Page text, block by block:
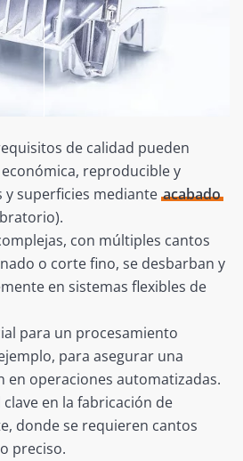
de calidad pueden
reproducible y
y superficies mediante acabado
con múltiples cantos
o corte fino, se desbarban y
en sistemas flexibles de
para un procesamiento
para asegurar una
en operaciones automatizadas.
en la fabricación de
donde se requieren cantos
preciso.